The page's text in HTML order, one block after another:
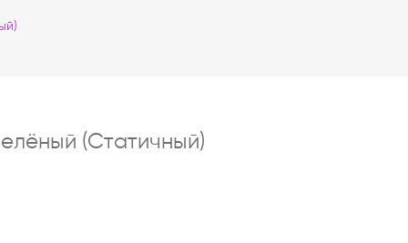
(статичный)